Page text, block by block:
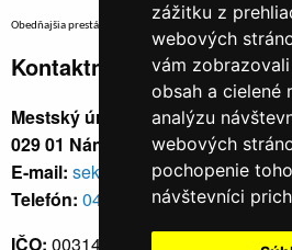
zážitku z
webových
vám
obsah a cielené
analýzu
webových
pochopenie
návštevníci
Obedňajšia prestávka v trvaní 30 minút v čase medzi
Kontaktné údaje
Mestský úrad, Cyrila a Metoda
029 01 Námestovo
E-mail: sekretariat@namestovo.sk
Telefón: 043 5504711
IČO: 00314676